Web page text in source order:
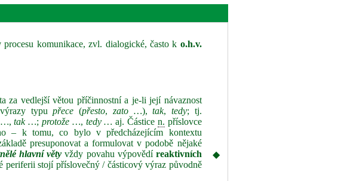
procesu komunikace, zvl. dialogické, často k o.h.v.
za vedlejší větou příčinnostní a je-li její návaznost
výrazy typupřece (přesto, zato …),tak, tedy; tj.
…,tak …; protože …, tedy … aj. Částice n. příslovce
– k tomu, co bylo v předcházejícím kontextu
presuponovat a formulovat v podobě nějaké
hlavní věty vždy povahu výpovědí reaktivních
periferii stojí příslovečný / částicový výraz původně
◆